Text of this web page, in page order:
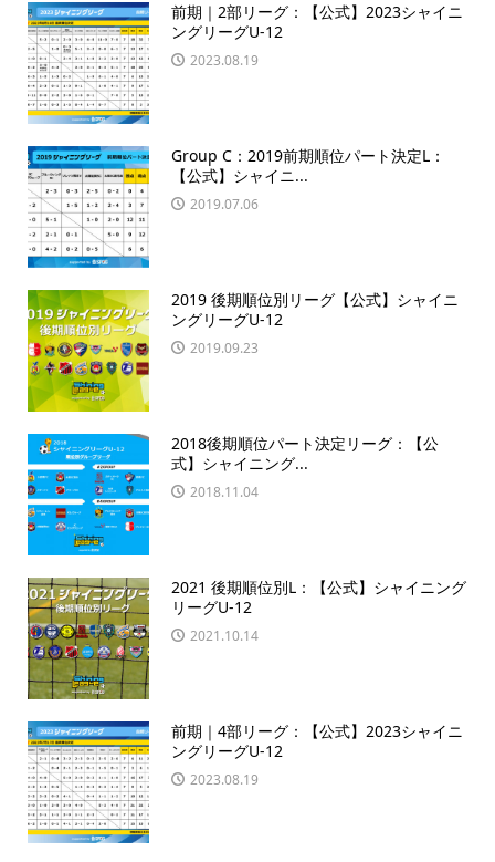
前期｜2部リーグ：【公式】2023シャイニ
ングリーグU-12
2023.08.19
Group C：2019前期順位パート決定L：
【公式】シャイニ...
2019.07.06
2019 後期順位別リーグ【公式】シャイニ
ングリーグU-12
2019.09.23
2018後期順位パート決定リーグ：【公
式】シャイニング...
2018.11.04
2021 後期順位別L：【公式】シャイニング
リーグU-12
2021.10.14
前期｜4部リーグ：【公式】2023シャイニ
ングリーグU-12
2023.08.19